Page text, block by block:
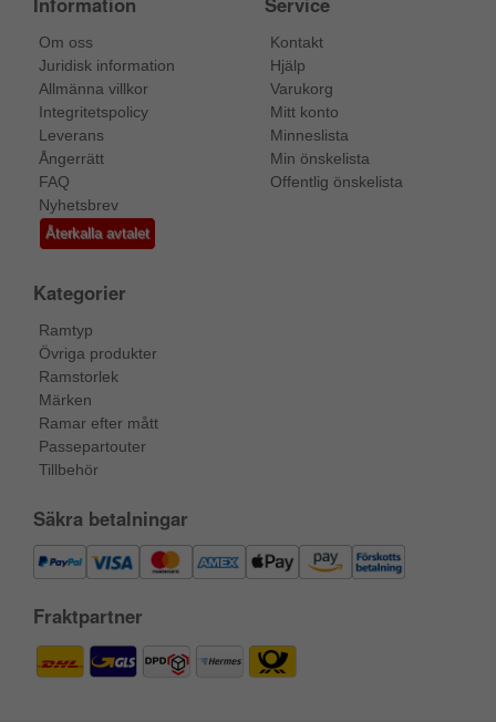
Om oss
Juridisk information
Allmänna villkor
Integritetspolicy
Leverans
Ångerrätt
FAQ
Nyhetsbrev
Återkalla avtalet
Kontakt
Hjälp
Varukorg
Mitt konto
Minneslista
Min önskelista
Offentlig önskelista
Kategorier
Ramtyp
Övriga produkter
Ramstorlek
Märken
Ramar efter mått
Passepartouter
Tillbehör
Säkra betalningar
Fraktpartner